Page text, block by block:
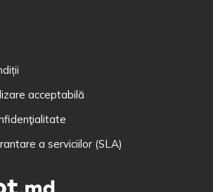
acceptabilă
a serviciilor (SLA)